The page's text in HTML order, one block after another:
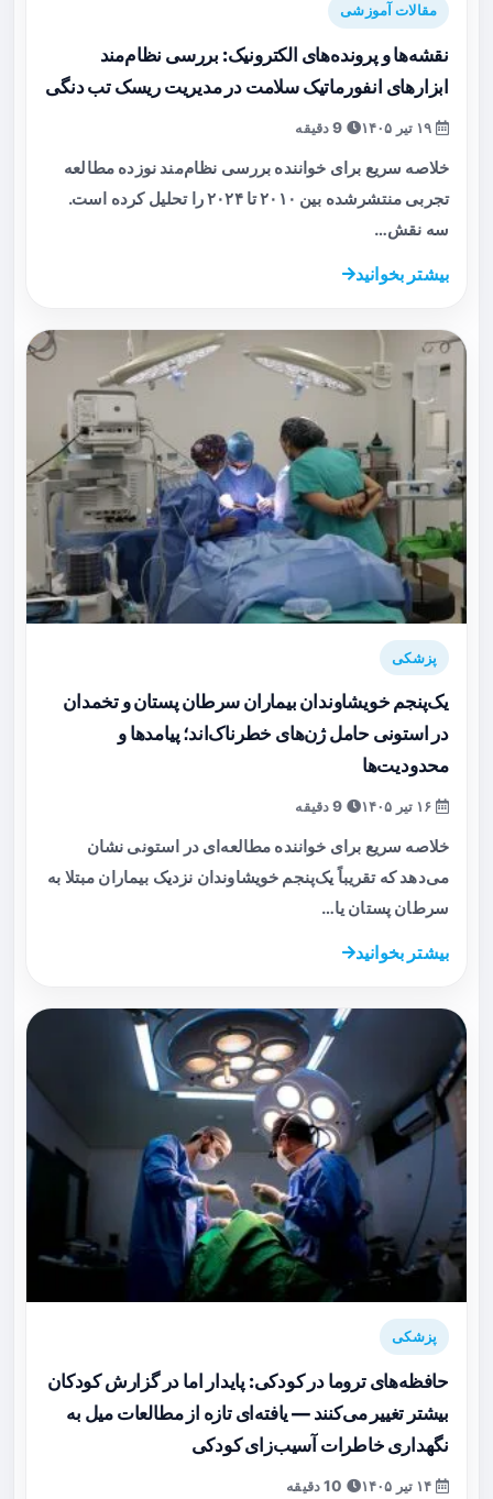
مقالات آموزشی
نقشه‌ها و پرونده‌های الکترونیک: بررسی نظام‌مند
ابزارهای انفورماتیک سلامت در مدیریت ریسک تب دنگی
خلاصه سریع برای خواننده بررسی نظام‌مند نوزده مطالعه
تجربی منتشرشده بین ۲۰۱۰ تا ۲۰۲۴ را تحلیل کرده است.
سه نقش…
بیشتر بخوانید
پزشکی
یک‌پنجم خویشاوندان بیماران سرطان پستان و تخمدان
در استونی حامل ژن‌های خطرناک‌اند؛ پیامدها و
محدودیت‌ها
خلاصه سریع برای خواننده مطالعه‌ای در استونی نشان
می‌دهد که تقریباً یک‌پنجم خویشاوندان نزدیک بیماران مبتلا به
سرطان پستان یا…
بیشتر بخوانید
پزشکی
حافظه‌های تروما در کودکی: پایدار اما در گزارش کودکان
بیشتر تغییر می‌کنند — یافته‌ای تازه از مطالعات میل به
نگهداری خاطرات آسیب‌زای کودکی